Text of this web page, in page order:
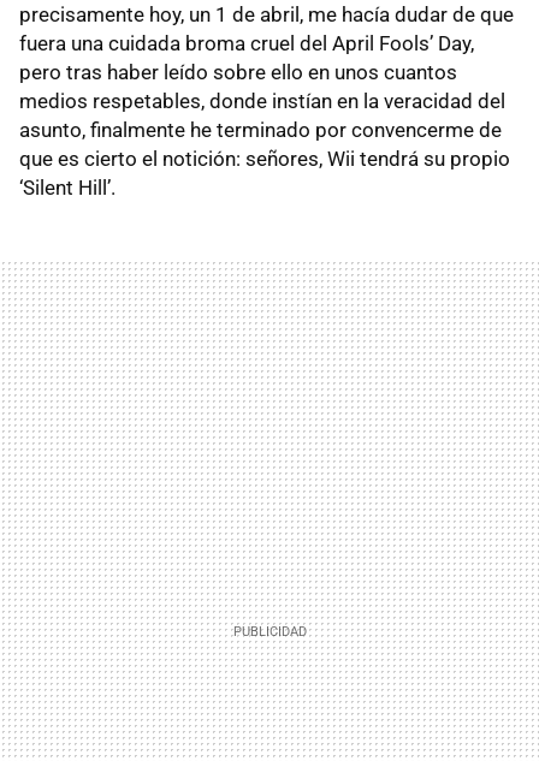
precisamente hoy, un 1 de abril, me hacía dudar de que
fuera una cuidada broma cruel del April Fools’ Day,
pero tras haber leído sobre ello en unos cuantos
medios respetables, donde instían en la veracidad del
asunto, finalmente he terminado por convencerme de
que es cierto el notición: señores, Wii tendrá su propio
‘Silent Hill’.